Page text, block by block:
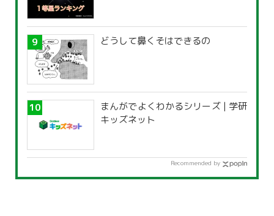
どうして鼻くそはできるの
まんがでよくわかるシリーズ | 学研
キッズネット
Recommended by